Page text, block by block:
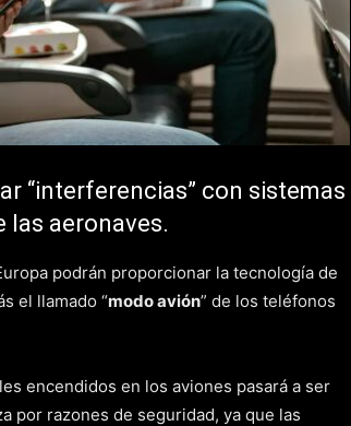
“interferencias” con sistemas
las aeronaves.
podrán proporcionar la tecnología de
el llamado “modo avión” de los teléfonos
encendidos en los aviones pasará a ser
por razones de seguridad, ya que las